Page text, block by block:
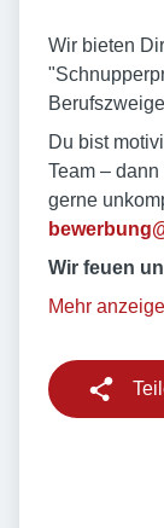
Wir bieten
Du bist
Team –
gerne
Wir feuen
Mehr